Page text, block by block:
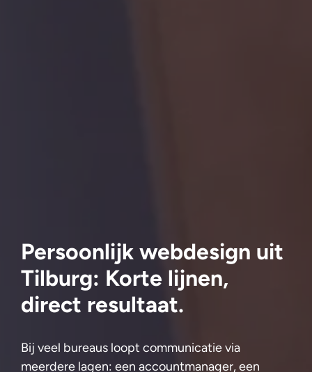
Persoonlijk webdesign uit
Tilburg: Korte lijnen,
direct resultaat.
Bij veel bureaus loopt communicatie via
meerdere lagen: een accountmanager, een